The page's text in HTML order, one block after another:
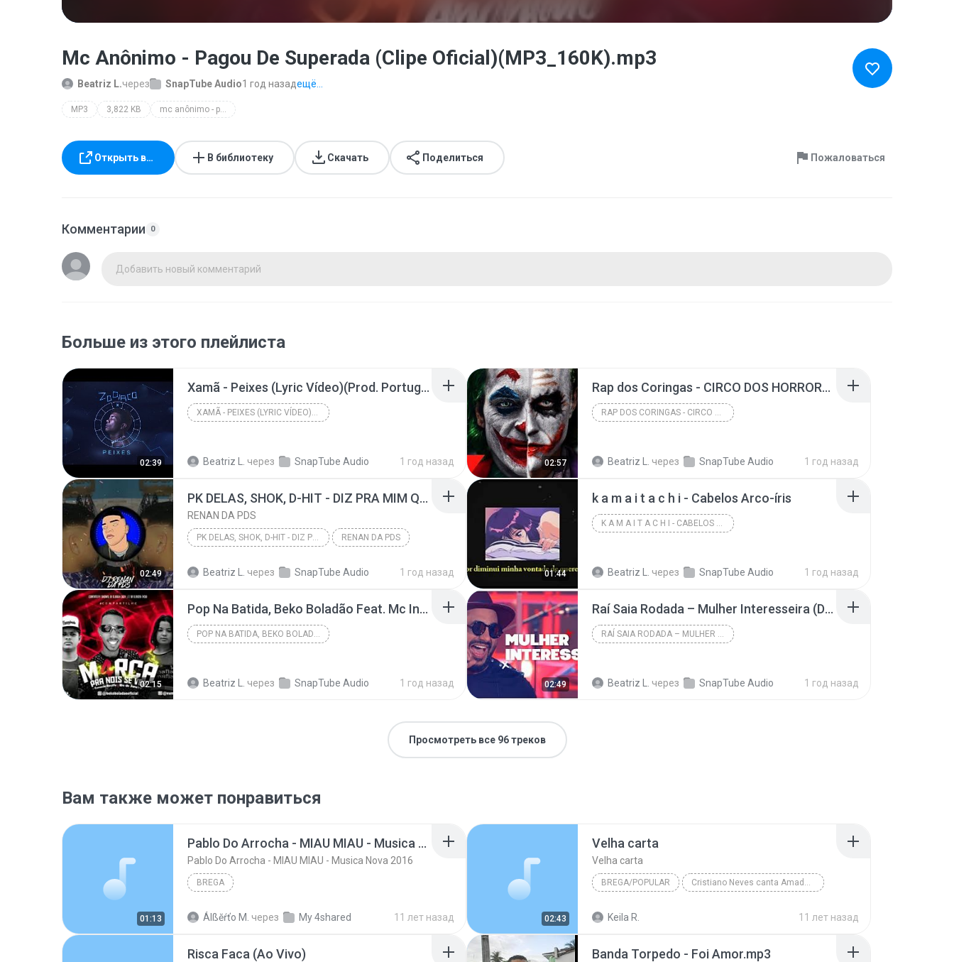
Mc Anônimo - Pagou De Superada (Clipe Oficial)(MP3_160K).mp3
Beatriz L.через SnapTube Audio1 год назадещё...
MP3 3,822 KB mc anônimo - pagou de superada (clipe oficial)
Открыть в… В библиотеку Скачать Поделиться Пожаловаться
Комментарии 0
Добавить новый комментарий
Больше из этого плейлиста
02:39
Xamã - Peixes (Lyric Vídeo)(Prod. Portugal no Beat e Xavi)
XAMÃ - PEIXES (LYRIC VÍDEO)(PROD. PORTUGAL NO BEAT...
Beatriz L. через SnapTube Audio 1 год назад 02:57
Rap dos Coringas - CIRCO DOS HORRORES | NERD HITS
RAP DOS CORINGAS - CIRCO DOS HORRORES | NERD HITS
Beatriz L. через SnapTube Audio 1 год назад
02:49
PK DELAS, SHOK, D-HIT - DIZ PRA MIM QUE CÊ ADORA U
RENAN DA PDS
PK DELAS, SHOK, D-HIT - DIZ PRA MIM QUE CÊ ADORA U RENAN DA PDS
Beatriz L. через SnapTube Audio 1 год назад 01:44
k a m a i t a c h i - Cabelos Arco-íris
K A M A I T A C H I - CABELOS ARCO-ÍRIS
Beatriz L. через SnapTube Audio 1 год назад
02:15
Pop Na Batida, Beko Boladão Feat. Mc Ingryd - Marc
POP NA BATIDA, BEKO BOLADÃO FEAT. MC INGRYD - MARC
Beatriz L. через SnapTube Audio 1 год назад 02:49
Raí Saia Rodada – Mulher Interesseira (DVD Era Eu)
RAÍ SAIA RODADA – MULHER INTERESSEIRA (DVD ERA EU)
Beatriz L. через SnapTube Audio 1 год назад
Просмотреть все 96 треков
Вам также может понравиться
01:13
Pablo Do Arrocha - MIAU MIAU - Musica Nova 2016
Pablo Do Arrocha - MIAU MIAU - Musica Nova 2016
BREGA
Álßĕŕťo M. через My 4shared 11 лет назад 02:43
Velha carta
Velha carta
BREGA/POPULAR Cristiano Neves canta Amado Batista
Keila R. 11 лет назад
Risca Faca (Ao Vivo) Banda Torpedo - Foi Amor.mp3